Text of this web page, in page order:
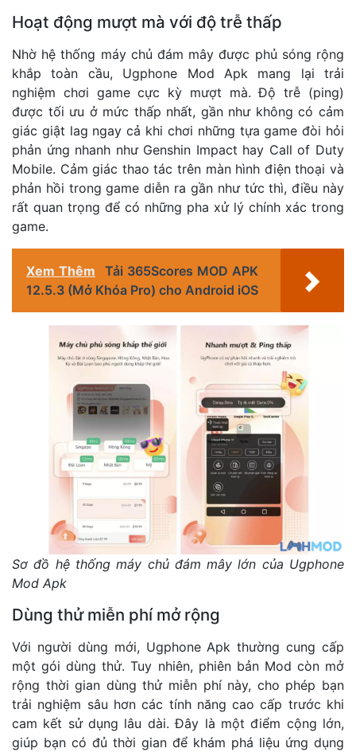
Hoạt động mượt mà với độ trễ thấp
Nhờ hệ thống máy chủ đám mây được phủ sóng rộng
khắp toàn cầu, Ugphone Mod Apk mang lại trải
nghiệm chơi game cực kỳ mượt mà. Độ trễ (ping)
được tối ưu ở mức thấp nhất, gần như không có cảm
giác giật lag ngay cả khi chơi những tựa game đòi hỏi
phản ứng nhanh như Genshin Impact hay Call of Duty
Mobile. Cảm giác thao tác trên màn hình điện thoại và
phản hồi trong game diễn ra gần như tức thì, điều này
rất quan trọng để có những pha xử lý chính xác trong
game.
Xem Thêm
Tải 365Scores MOD APK
12.5.3 (Mở Khóa Pro) cho Android iOS
Sơ đồ hệ thống máy chủ đám mây lớn của Ugphone
Mod Apk
Dùng thử miễn phí mở rộng
Với người dùng mới, Ugphone Apk thường cung cấp
một gói dùng thử. Tuy nhiên, phiên bản Mod còn mở
rộng thời gian dùng thử miễn phí này, cho phép bạn
trải nghiệm sâu hơn các tính năng cao cấp trước khi
cam kết sử dụng lâu dài. Đây là một điểm cộng lớn,
giúp bạn có đủ thời gian để khám phá liệu ứng dụng